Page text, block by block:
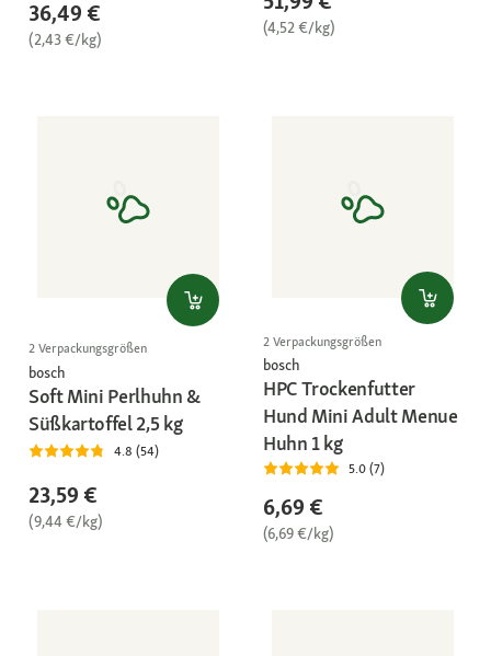
36,49 €
(2,43 €/kg)
(4,52 €/kg)
2 Verpackungsgrößen
bosch
Soft Mini Perlhuhn &
Süßkartoffel 2,5 kg
4.8 (54)
23,59 €
(9,44 €/kg)
2 Verpackungsgrößen
bosch
HPC Trockenfutter
Hund Mini Adult Menue
Huhn 1 kg
5.0 (7)
6,69 €
(6,69 €/kg)